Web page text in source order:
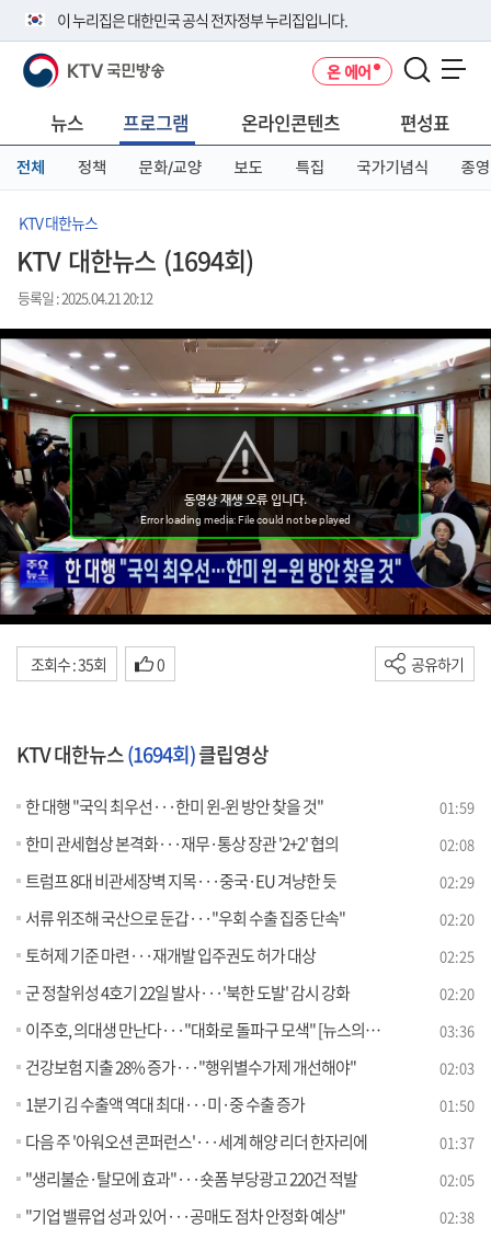
이 누리집은 대한민국 공식 전자정부 누리집입니다.
공식 누리집 주소 확인하기
니다.
이밖에 or.kr 또는 .kr등 다른 도메인 주소를 사용하고 있다면 아래 URL에
서 도메인 주소를 확인해 보세요
KTV 국민방송 온 에어
뉴스 프로그램 온라인콘텐츠 편성표
전체 정책 문화/교양 보도 특집 국가기념식 종영
KTV 대한뉴스
KTV 대한뉴스 (1694회)
등록일 : 2025.04.21 20:12
조회수 : 35회 0 공유하기
KTV 대한뉴스(1694회)클립영상
한 대행 "국익 최우선···한미 윈-윈 방안 찾을 것" 01:59
한미 관세협상 본격화···재무·통상 장관 '2+2' 협의 02:08
트럼프 8대 비관세장벽 지목···중국·EU 겨냥한 듯 02:29
서류 위조해 국산으로 둔갑···"우회 수출 집중 단속" 02:20
토허제 기준 마련···재개발 입주권도 허가 대상 02:25
군 정찰위성 4호기 22일 발사···'북한 도발' 감시 강화 02:20
이주호, 의대생 만난다···"대화로 돌파구 모색" [뉴스의 맥] 03:36
건강보험 지출 28% 증가···"행위별수가제 개선해야" 02:03
1분기 김 수출액 역대 최대···미·중 수출 증가 01:50
다음 주 '아워오션 콘퍼런스'···세계 해양 리더 한자리에 01:37
"생리불순·탈모에 효과"···숏폼 부당광고 220건 적발 02:05
"기업 밸류업 성과 있어···공매도 점차 안정화 예상" 02:38